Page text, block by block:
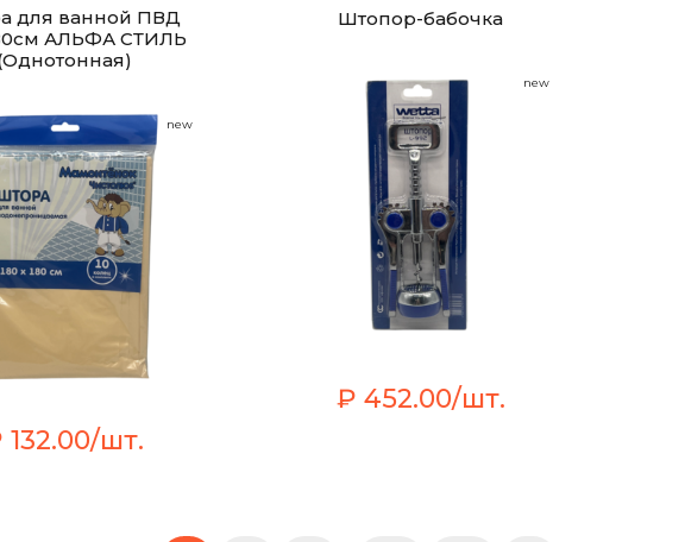
для ванной ПВД
АЛЬФА СТИЛЬ
new
132.00/шт.
Штопор-бабочка
new
₽ 452.00/шт.